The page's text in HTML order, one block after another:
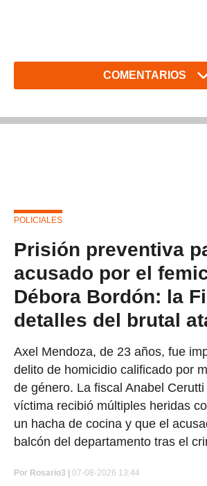
COMENTARIOS